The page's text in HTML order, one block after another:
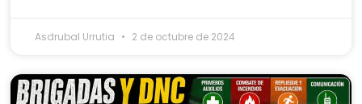
Asdrubal Urrutia 2 de octubre de 2024